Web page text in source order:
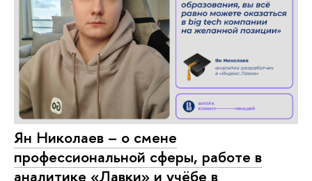
Ян Николаев – о смене
профессиональной сферы, работе в
аналитике «Лавки» и учёбе в